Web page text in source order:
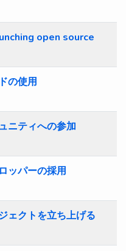
open source
の使用
ニティへの参加
ッパーの採用
ェクトを立ち上げる